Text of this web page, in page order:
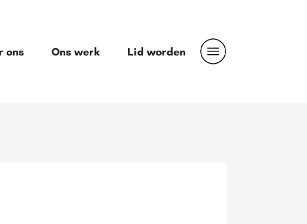
ons Ons werk Lid worden